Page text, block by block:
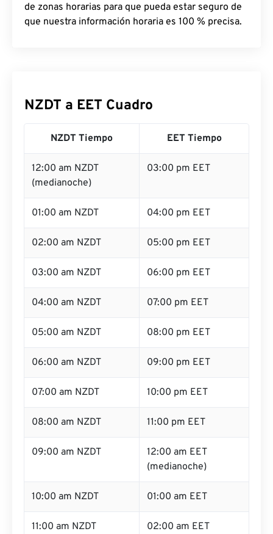
de zonas horarias para que pueda estar seguro de
que nuestra información horaria es 100 % precisa.
NZDT a EET Cuadro
NZDT Tiempo EET Tiempo
12:00 am NZDT
(medianoche)
03:00 pm EET
01:00 am NZDT 04:00 pm EET
02:00 am NZDT 05:00 pm EET
03:00 am NZDT 06:00 pm EET
04:00 am NZDT 07:00 pm EET
05:00 am NZDT 08:00 pm EET
06:00 am NZDT 09:00 pm EET
07:00 am NZDT 10:00 pm EET
08:00 am NZDT 11:00 pm EET
09:00 am NZDT
12:00 am EET
(medianoche)
10:00 am NZDT 01:00 am EET
11:00 am NZDT 02:00 am EET